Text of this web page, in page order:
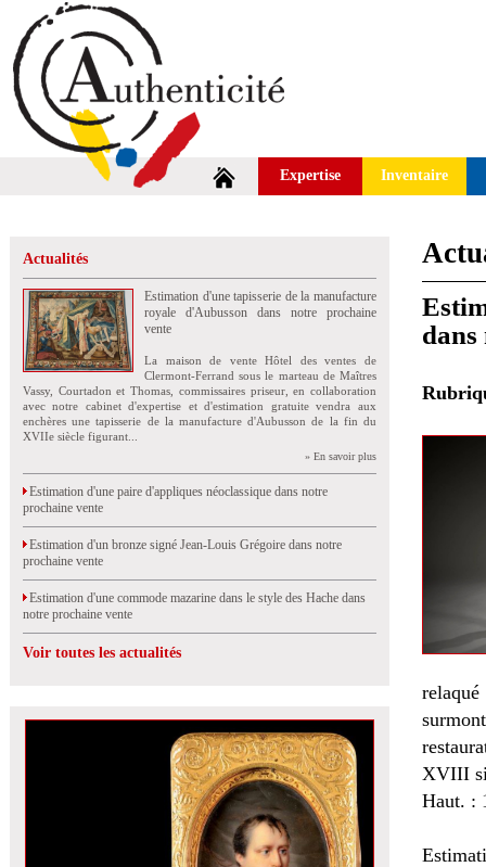
Expertise Inventaire
Actualités
Estimation d'une tapisserie de la manufacture
royale d'Aubusson dans notre prochaine
vente
La maison de vente Hôtel des ventes de
Clermont-Ferrand sous le marteau de Maîtres
Vassy, Courtadon et Thomas, commissaires priseur, en collaboration
avec notre cabinet d'expertise et d'estimation gratuite vendra aux
enchères une tapisserie de la manufacture d'Aubusson de la fin du
XVIIe siècle figurant...
» En savoir plus
Estimation d'une paire d'appliques néoclassique dans notre
prochaine vente
Estimation d'un bronze signé Jean-Louis Grégoire dans notre
prochaine vente
Estimation d'une commode mazarine dans le style des Hache dans
notre prochaine vente
Voir toutes les actualités
dans
XVIII
Haut. :